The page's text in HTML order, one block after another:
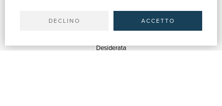
DECLINO ACCETTO
Spedizioni
Desiderata